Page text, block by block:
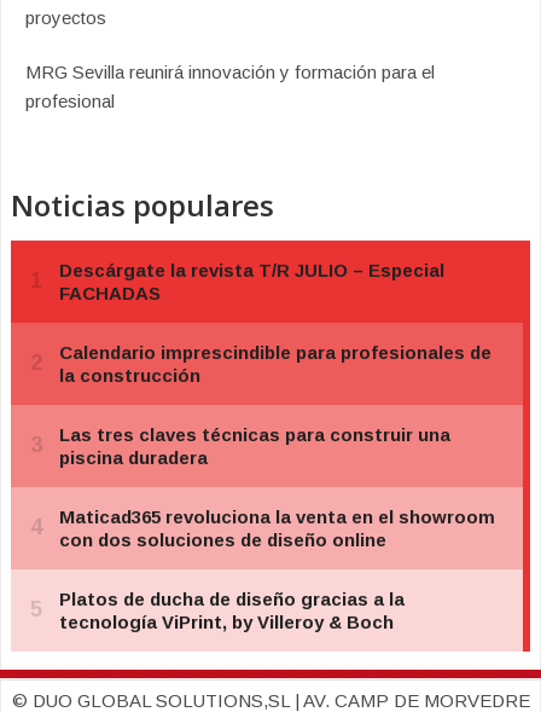
proyectos
MRG Sevilla reunirá innovación y formación para el
profesional
Noticias populares
© DUO GLOBAL SOLUTIONS,SL | AV. CAMP DE MORVEDRE